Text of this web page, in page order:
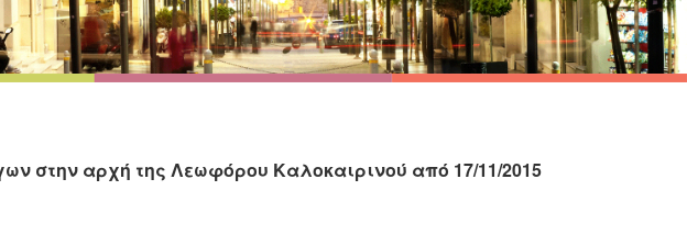
στην αρχή της Λεωφόρου Καλοκαιρινού από 17/11/2015